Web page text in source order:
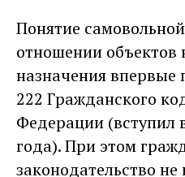
Понятие
отношении объектов
назначения впервые
222 Гражданского
Федерации (вступил
года). При этом
законодательство